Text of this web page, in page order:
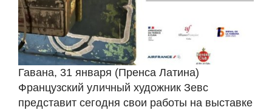
Гавана, 31 января (Пренса Латина)
Французский уличный художник Зевс
представит сегодня свои работы на выставке